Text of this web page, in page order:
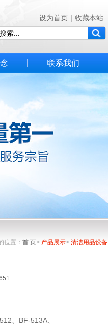
设为首页 | 收藏本站
联系我们
位置： 首 页> 产品展示> 清洁用品设备
、BF-513A、